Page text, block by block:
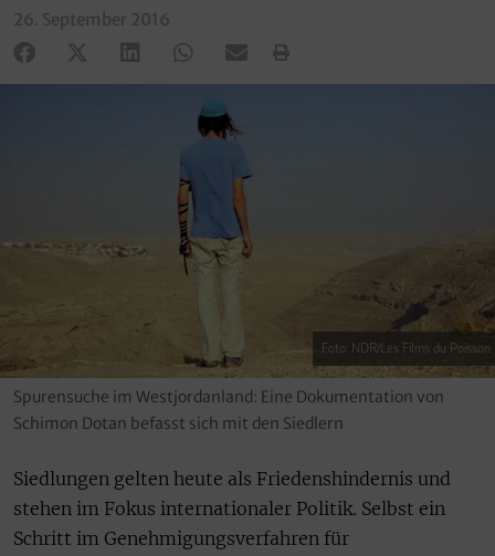
26. September 2016
Foto: NDR/Les Films du Poisson
Spurensuche im Westjordanland: Eine Dokumentation von
Schimon Dotan befasst sich mit den Siedlern
Siedlungen gelten heute als Friedenshindernis und
stehen im Fokus internationaler Politik. Selbst ein
Schritt im Genehmigungsverfahren für